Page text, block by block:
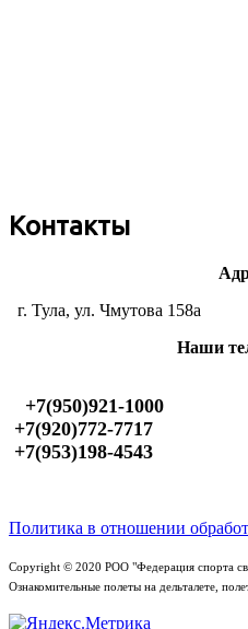
Контакты
г. Тула, ул. Чмутова 158а
Наши
+7(950)921-1000
+7(920)772-7717
+7(953)198-4543
Политика в отношении
Copyright © 2020 РОО "Федерация спорта
Ознакомительные полеты на дельталете,